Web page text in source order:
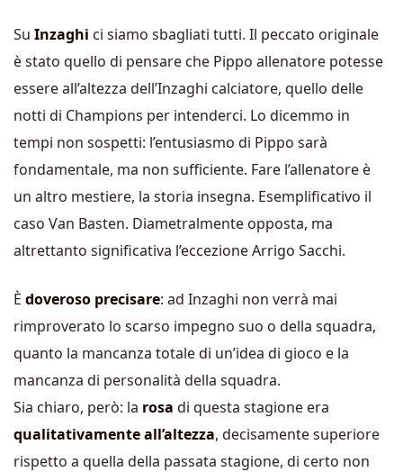
Su Inzaghi ci siamo sbagliati tutti. Il peccato originale
è stato quello di pensare che Pippo allenatore potesse
essere all’altezza dell’Inzaghi calciatore, quello delle
notti di Champions per intenderci. Lo dicemmo in
tempi non sospetti: l’entusiasmo di Pippo sarà
fondamentale, ma non sufficiente. Fare l’allenatore è
un altro mestiere, la storia insegna. Esemplificativo il
caso Van Basten. Diametralmente opposta, ma
altrettanto significativa l’eccezione Arrigo Sacchi.
È doveroso precisare: ad Inzaghi non verrà mai
rimproverato lo scarso impegno suo o della squadra,
quanto la mancanza totale di un’idea di gioco e la
mancanza di personalità della squadra.
Sia chiaro, però: la rosa di questa stagione era
qualitativamente all’altezza, decisamente superiore
rispetto a quella della passata stagione, di certo non